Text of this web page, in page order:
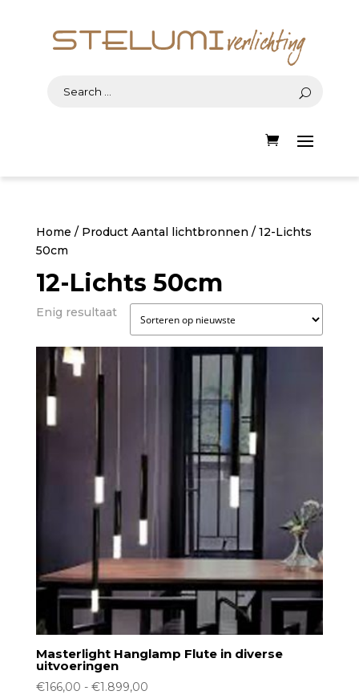
Home / Product Aantal lichtbronnen / 12-Lichts
50cm
12-Lichts 50cm
Enig resultaat
Masterlight Hanglamp Flute in diverse
uitvoeringen
€166,00 - €1.899,00Prijsklasse: